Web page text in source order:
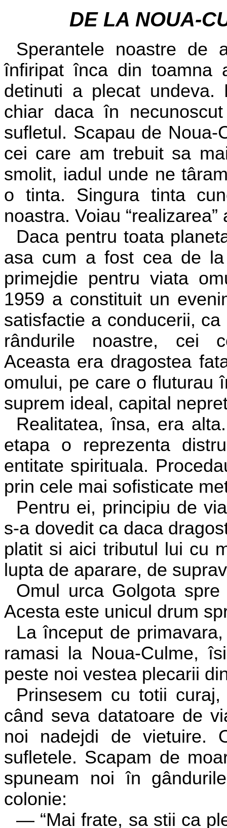
DE LA NOUA-
Sperantele noastre de
înfiripat înca din toamna
detinuti a plecat
chiar daca în
sufletul. Scapau de
cei care am trebuit sa
smolit, iadul unde ne
o tinta. Singura tinta
noastra. Voiau
Daca pentru toata
asa cum a fost cea de
primejdie pentru viata
1959 a constituit un
satisfactie a conducerii,
rândurile noastre, cei
Aceasta era dragostea
omului, pe care o fluturau
suprem ideal, capital
Realitatea, însa, era
etapa o reprezenta
entitate spirituala.
prin cele mai sofisticate
Pentru ei, principiu de
s-a dovedit ca daca
platit si aici tributul lui cu
lupta de aparare, de
Omul urca Golgota
Acesta este unicul drum
La început de
ramasi la Noua-Culme,
peste noi vestea plecarii
Prinsesem cu totii
când seva datatoare de
noi nadejdi de vietuire.
sufletele. Scapam de
spuneam noi în
colonie:
— “Mai frate, sa stii ca